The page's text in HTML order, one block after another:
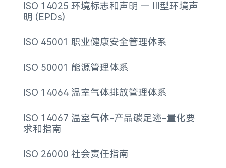
ISO 14025 环境标志和声明 — III型环境声
明 (EPDs)
ISO 45001 职业健康安全管理体系
ISO 50001 能源管理体系
ISO 14064 温室气体排放管理体系
ISO 14067 温室气体-产品碳足迹-量化要
求和指南
ISO 26000 社会责任指南